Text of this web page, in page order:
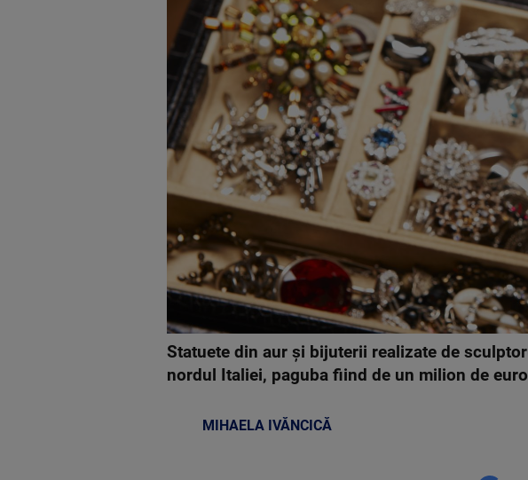
Statuete din aur şi bijuterii realizate de
nordul Italiei, paguba fiind de un milion de
MIHAELA IVĂNCICĂ